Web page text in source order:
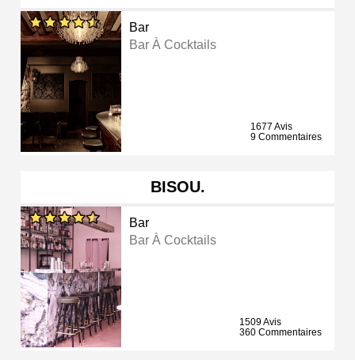
Bar
Bar À Cocktails
1677 Avis
9 Commentaires
BISOU.
Bar
Bar À Cocktails
1509 Avis
360 Commentaires